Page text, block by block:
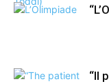
“Il